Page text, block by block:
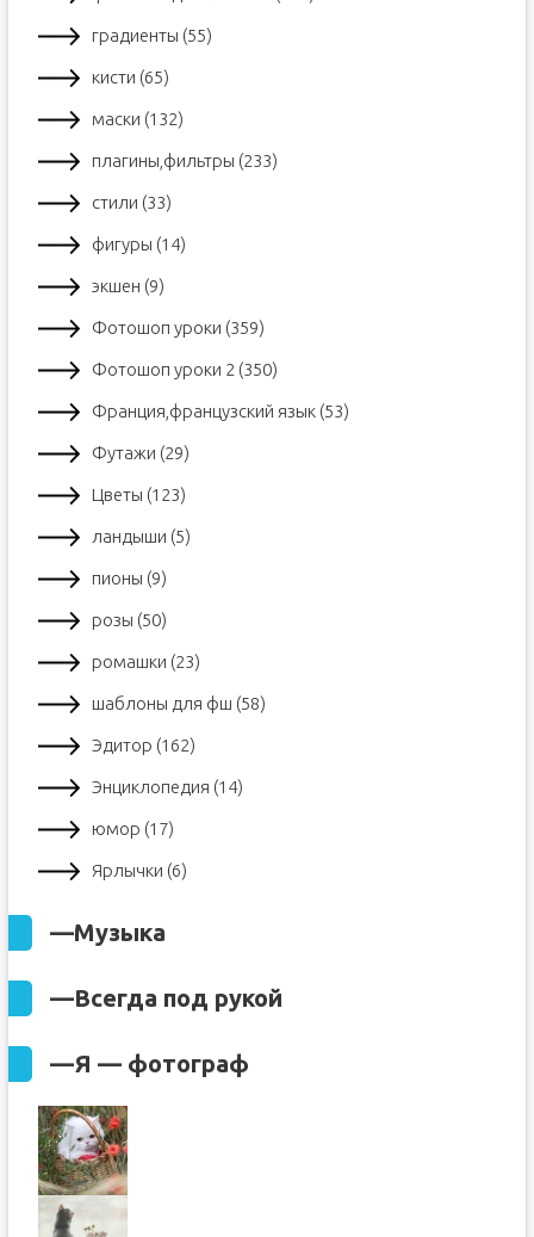
градиенты (55)
кисти (65)
маски (132)
плагины,фильтры (233)
стили (33)
фигуры (14)
экшен (9)
Фотошоп уроки (359)
Фотошоп уроки 2 (350)
Франция,французский язык (53)
Футажи (29)
Цветы (123)
ландыши (5)
пионы (9)
розы (50)
ромашки (23)
шаблоны для фш (58)
Эдитор (162)
Энциклопедия (14)
юмор (17)
Ярлычки (6)
—Музыка
—Всегда под рукой
—Я — фотограф